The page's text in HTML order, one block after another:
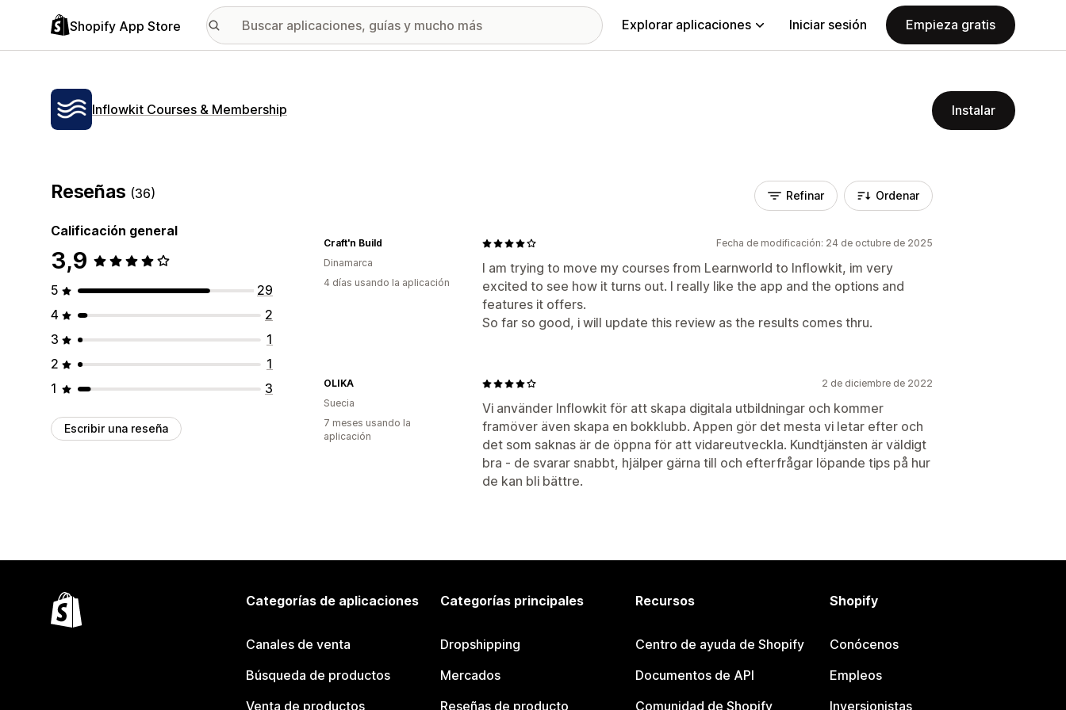
Shopify App Store Explorar aplicaciones Iniciar sesión Empieza gratis
Inflowkit Courses & Membership Instalar
Reseñas (36)
Calificación general
3,9
5
29
4
2
3
1
2
1
1
3
Escribir una reseña
Refinar Ordenar
Fecha de modificación: 24 de octubre de 2025
I am trying to move my courses from Learnworld to Inflowkit, im very
excited to see how it turns out. I really like the app and the options and
features it offers.
So far so good, i will update this review as the results comes thru.
Craft'n Build
Dinamarca
4 días usando la aplicación
2 de diciembre de 2022
Vi använder Inflowkit för att skapa digitala utbildningar och kommer
framöver även skapa en bokklubb. Appen gör det mesta vi letar efter och
det som saknas är de öppna för att vidareutveckla. Kundtjänsten är väldigt
bra - de svarar snabbt, hjälper gärna till och efterfrågar löpande tips på hur
de kan bli bättre.
OLIKA
Suecia
7 meses usando la
aplicación
Categorías de aplicaciones
Canales de venta
Búsqueda de productos
Venta de productos
Categorías principales
Dropshipping
Mercados
Reseñas de producto
Recursos
Centro de ayuda de Shopify
Documentos de API
Comunidad de Shopify
Shopify
Conócenos
Empleos
Inversionistas